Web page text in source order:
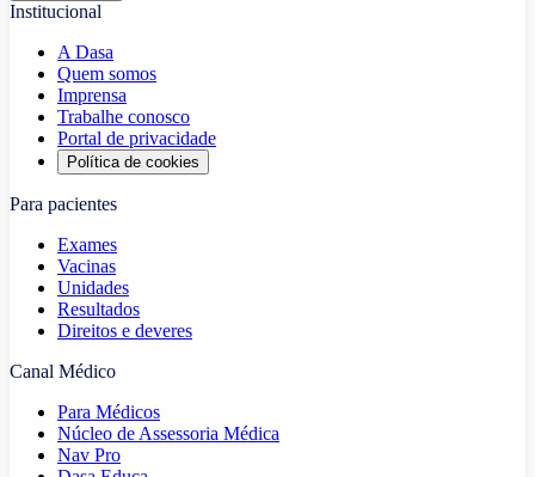
Institucional
A Dasa
Quem somos
Imprensa
Trabalhe conosco
Portal de privacidade
Política de cookies
Para pacientes
Exames
Vacinas
Unidades
Resultados
Direitos e deveres
Canal Médico
Para Médicos
Núcleo de Assessoria Médica
Nav Pro